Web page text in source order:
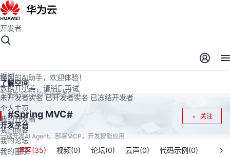
开发者空间
开发者空间
了解空间
为开发者打造的专属开发空间
开发平台
一键开发AI Agent、部署MCP，开发智能应用
开发者
返回
未开发者实名 已开发者实名 已冻结开发者
个人主页
我的开发者
我的博客
我的论坛
我的圈子
懂您的AI助手，欢迎体验！
数据开小差，请稍后再试
关注
#Spring MVC#
博客(35) 视频(0) 论坛(0) 云声(0) 代码示例(0)